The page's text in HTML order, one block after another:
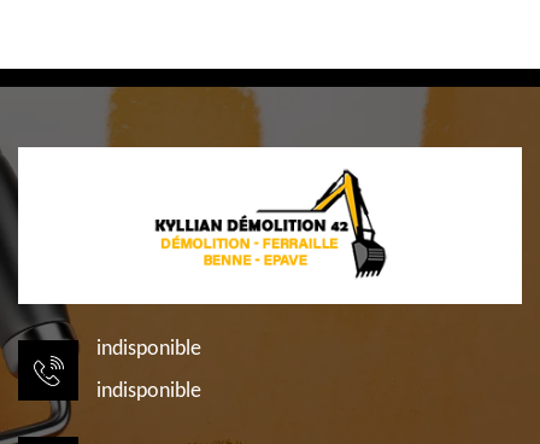
indisponible
indisponible